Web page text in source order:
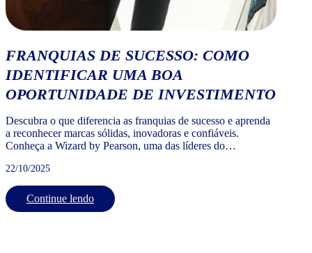
FRANQUIAS DE SUCESSO: COMO
IDENTIFICAR UMA BOA
OPORTUNIDADE DE INVESTIMENTO
Descubra o que diferencia as franquias de sucesso e aprenda
a reconhecer marcas sólidas, inovadoras e confiáveis.
Conheça a Wizard by Pearson, uma das líderes do
22/10/2025
Continue lendo